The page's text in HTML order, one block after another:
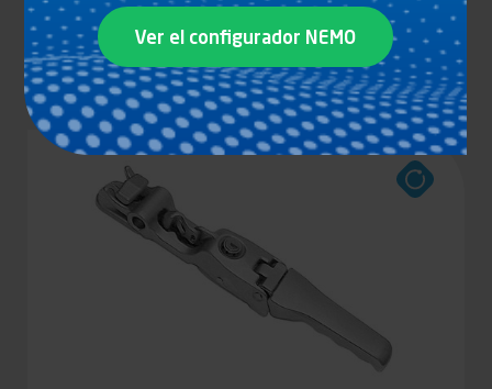
Appliquer
1 PRODUCTO
Ver el configurador NEMO